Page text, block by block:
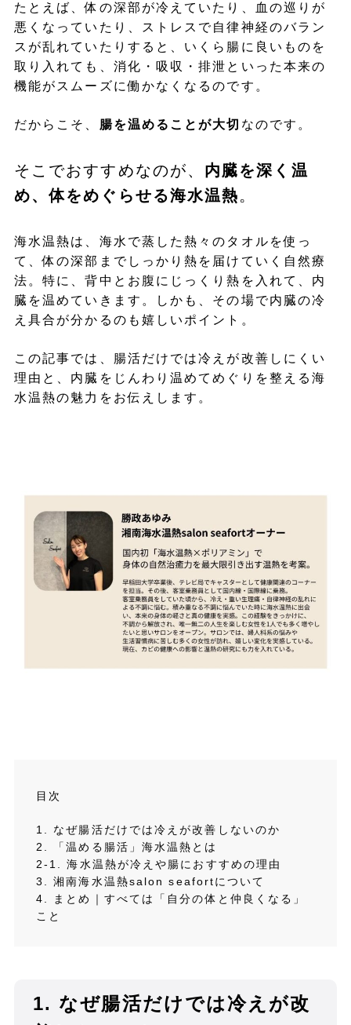
たとえば、体の深部が冷えていたり、血の巡りが
悪くなっていたり、ストレスで自律神経のバラン
スが乱れていたりすると、いくら腸に良いものを
取り入れても、消化・吸収・排泄といった本来の
機能がスムーズに働かなくなるのです。
だからこそ、 腸を温めることが大切 なのです。
そこでおすすめなのが、 内臓を深く温
め、体をめぐらせる海水温熱。
海水温熱は、海水で蒸した熱々のタオルを使っ
て、体の深部までしっかり熱を届けていく自然療
法。特に、背中とお腹にじっくり熱を入れて、内
臓を温めていきます。しかも、その場で内臓の冷
え具合が分かるのも嬉しいポイント。
この記事では、腸活だけでは冷えが改善しにくい
理由と、内臓をじんわり温めてめぐりを整える海
水温熱の魅力をお伝えします。
目次
1. なぜ腸活だけでは冷えが改善しないのか
2. 「温める腸活」海水温熱とは
2-1. 海水温熱が冷えや腸におすすめの理由
3. 湘南海水温熱salon seafortについて
4. まとめ｜すべては「自分の体と仲良くなる」
こと
1. なぜ腸活だけでは冷えが改